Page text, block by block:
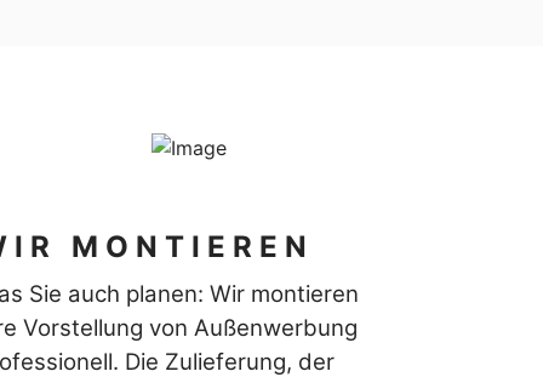
MONTIEREN
Sie auch planen: Wir montieren
Vorstellung von Außenwerbung
Die Zulieferung, der